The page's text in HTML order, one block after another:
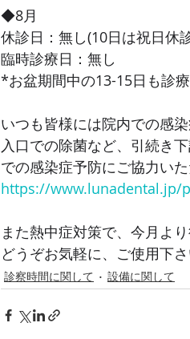
◆8月
休診日：無し(10日は祝日休
臨時診療日：無し
*お盆期間中の13-15日も診療
いつも皆様には院内での感
入口での除菌など、引続き
での感染症予防にご協力いた
https://www.lunadental.jp/
また熱中症対策で、今月よ
どうぞお気軽に、ご使用下さ
診察時間に関して 設備に関して